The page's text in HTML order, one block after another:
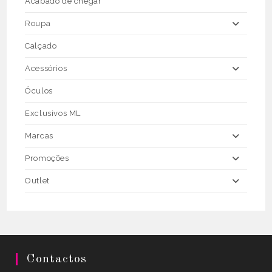
Roupa
Calçado
Acessórios
Óculos
Exclusivos ML
Marcas
Promoções
Outlet
Contactos